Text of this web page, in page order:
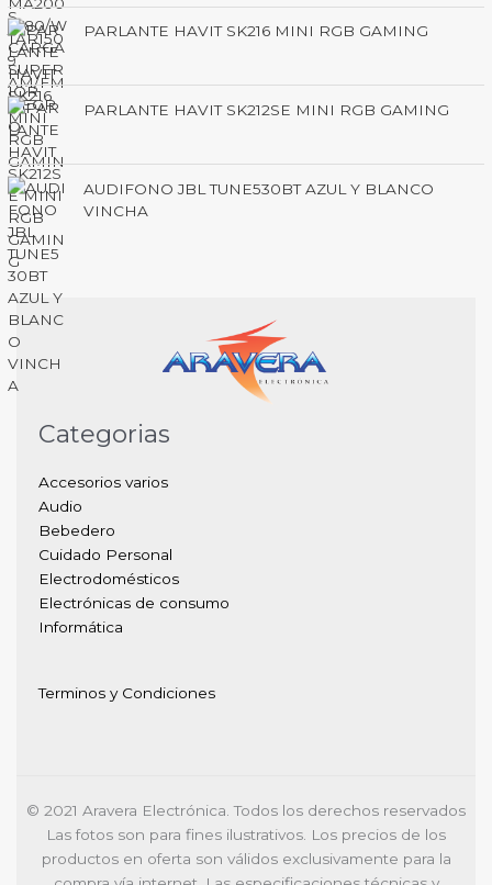
PARLANTE HAVIT SK216 MINI RGB GAMING
PARLANTE HAVIT SK212SE MINI RGB GAMING
AUDIFONO JBL TUNE530BT AZUL Y BLANCO
VINCHA
Categorias
Accesorios varios
Audio
Bebedero
Cuidado Personal
Electrodomésticos
Electrónicas de consumo
Informática
Terminos y Condiciones
© 2021 Aravera Electrónica. Todos los derechos reservados
Las fotos son para fines ilustrativos. Los precios de los
productos en oferta son válidos exclusivamente para la